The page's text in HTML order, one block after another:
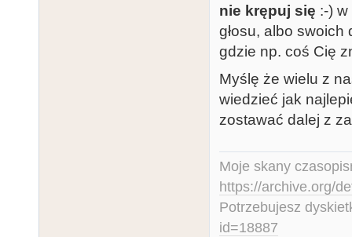
nie krępuj się :-)
głosu, albo swoich
gdzie np. coś Cię
Myślę że wielu z
wiedzieć jak
zostawać dalej z
Moje skany
https://archive.org/
Potrzebujesz
id=18887